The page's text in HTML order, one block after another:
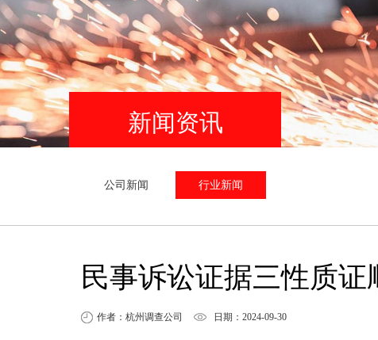
新闻资讯
公司新闻 行业新闻
民事诉讼证据三性质证
作者：杭州调查公司 日期：2024-09-30